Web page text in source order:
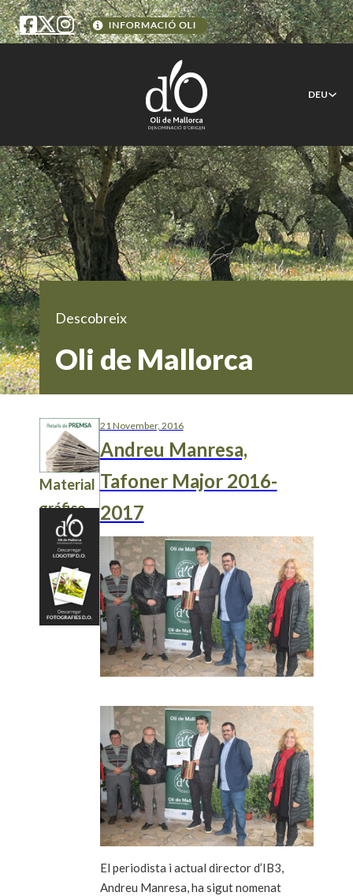
DEU
Descobreix
Oli de Mallorca
Material
gráfico
21 November, 2016
Andreu Manresa,
Tafoner Major 2016-
2017
El periodista i actual director d’IB3,
Andreu Manresa, ha sigut nomenat